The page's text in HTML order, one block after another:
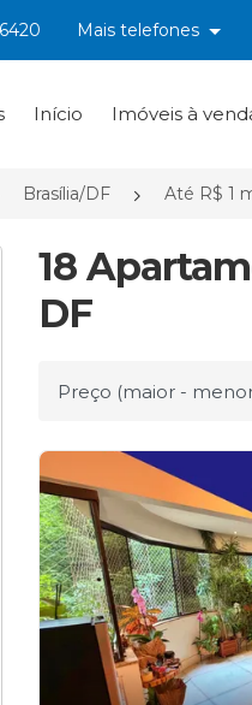
Mais telefones
Início Imóveis à
Brasília/DF Até R$ 1
18
DF
Ordenar por